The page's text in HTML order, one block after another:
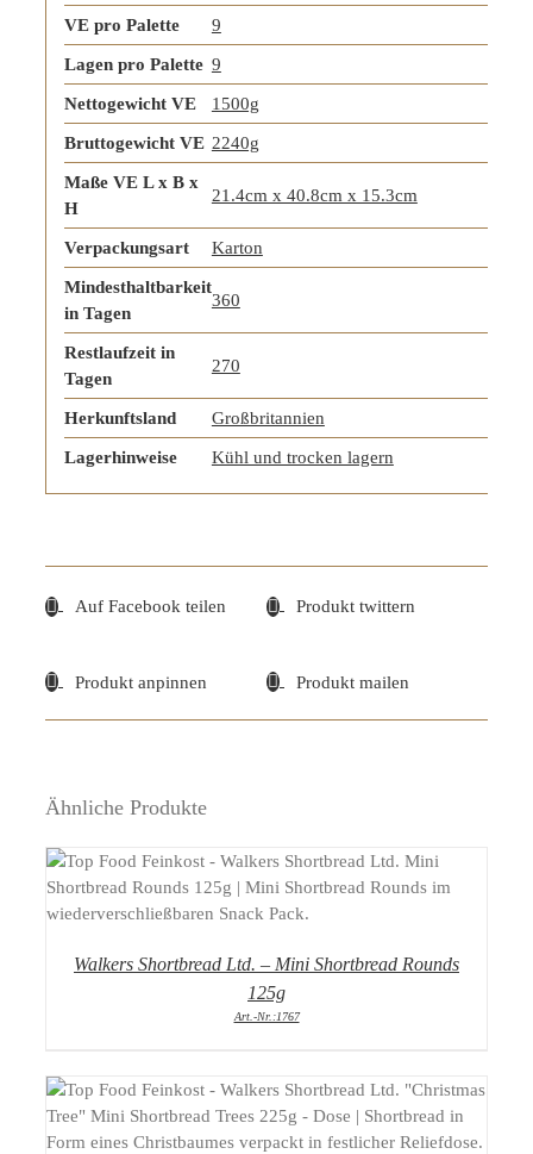
VE pro Palette 9
Lagen pro Palette 9
Nettogewicht VE 1500g
Bruttogewicht VE 2240g
Maße VE L x B x
H
21.4cm x 40.8cm x 15.3cm
Verpackungsart Karton
Mindesthaltbarkeit
in Tagen
360
Restlaufzeit in
Tagen
270
Herkunftsland Großbritannien
Lagerhinweise Kühl und trocken lagern
Auf Facebook teilen Produkt twittern
Produkt anpinnen Produkt mailen
Ähnliche Produkte
DETAILS
Walkers Shortbread Ltd. – Mini Shortbread Rounds
125g
Art.-Nr.:1767
DETAILS